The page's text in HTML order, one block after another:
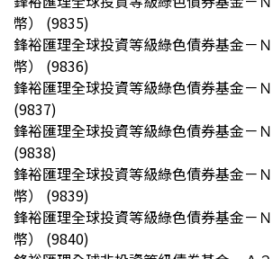
幣） (9835)
鋒裕匯理全球投資等級綠色債券基金－
幣） (9836)
鋒裕匯理全球投資等級綠色債券基金－Ｎ
(9837)
鋒裕匯理全球投資等級綠色債券基金－Ｎ
(9838)
鋒裕匯理全球投資等級綠色債券基金－
幣） (9839)
鋒裕匯理全球投資等級綠色債券基金－
幣） (9840)